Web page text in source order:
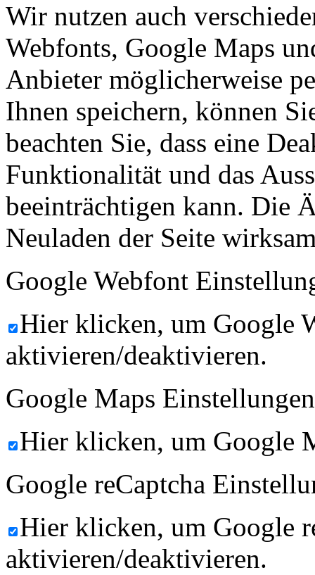
Wir nutzen auch
Webfonts, Google Maps
Anbieter möglicherweise
Ihnen speichern, können
beachten Sie, dass eine
Funktionalität und das
beeinträchtigen kann. Die
Neuladen der Seite
Google Webfont
Hier klicken, um Google
aktivieren/deaktivieren.
Google Maps
Hier klicken, um Google
Google reCaptcha
Hier klicken, um Google
aktivieren/deaktivieren.